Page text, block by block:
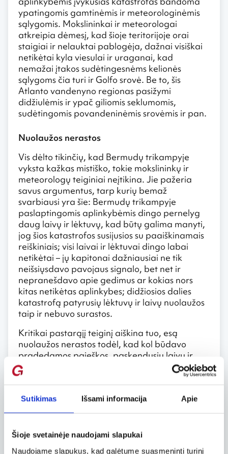
Sutikimas Išsami informacija Apie
Šioje svetainėje naudojami slapukai
Naudojame slapukus, kad galėtume suasmeninti turinį
ypatingomis gamtinėmis ir meteorologinėmis
sąlygomis. Mokslininkai ir meteorologai
atkreipia dėmesį, kad šioje teritorijoje orai
staigiai ir nelauktai pablogėja, dažnai visiškai
netikėtai kyla viesulai ir uraganai, kad
nemažai įtakos sudėtingesnėms kelionės
sąlygoms čia turi ir Golfo srovė. Be to, šis
Atlanto vandenyno regionas pasižymi
didžiulėmis ir ypač giliomis seklumomis,
sudėtingomis povandeninėmis srovėmis ir pan.
Nuolaužos nerastos
Vis dėlto tikinčių, kad Bermudų trikampyje
vyksta kažkas mistiško, tokie mokslininkų ir
meteorologų teiginiai neįtikina. Jie pažeria
savus argumentus, tarp kurių bemaž
svarbiausi yra šie: Bermudų trikampyje
paslaptingomis aplinkybėmis dingo pernelyg
daug laivų ir lėktuvų, kad būtų galima manyti,
jog šios katastrofos susijusios su paaiškinamais
reiškiniais; visi laivai ir lėktuvai dingo labai
netikėtai – jų kapitonai dažniausiai ne tik
neišsiųsdavo pavojaus signalo, bet net ir
nepranešdavo apie gedimus ar kokias nors
kitas netikėtas aplinkybes; didžiosios dalies
katastrofą patyrusių lėktuvų ir laivų nuolaužos
taip ir nebuvo surastos.
Kritikai pastarąjį teiginį aiškina tuo, esą
nuolaužos nerastos todėl, kad kol būdavo
pradedamos paieškos, paskendusių laivų ir
lėktuvų nuolaužos galėjo būti srovių nuneštos
nuo nelaimės vietos. Net jei ir taip, mistiškais
kuriai toks paaiškinimas negalioja. Antai, 1962
metais Bermudų trikampyje dingo didžiausias
133 Cargomaster“, gabenęs 25 tonų krovinį.